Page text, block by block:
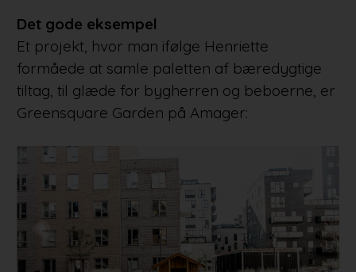
Det gode eksempel
Et projekt, hvor man ifølge Henriette
formåede at samle paletten af bæredygtige
tiltag, til glæde for bygherren og beboerne, er
Greensquare Garden på Amager: